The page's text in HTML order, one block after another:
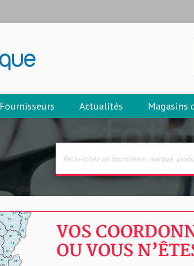
Fournisseurs Actualités Magasins